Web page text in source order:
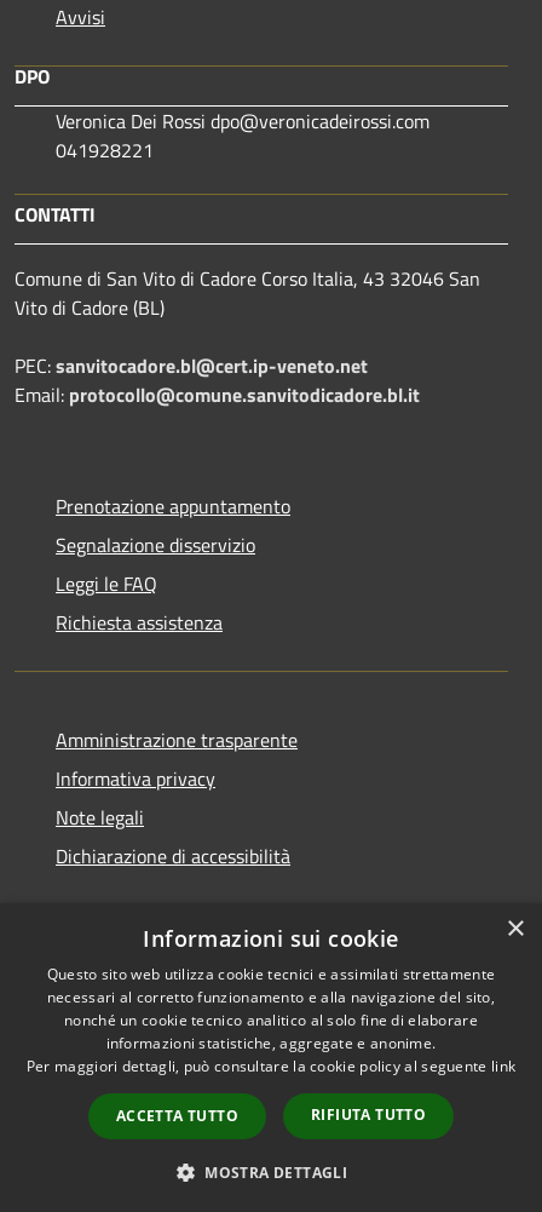
Avvisi
DPO
Veronica Dei Rossi dpo@veronicadeirossi.com
041928221
CONTATTI
Comune di San Vito di Cadore Corso Italia, 43 32046 San
Vito di Cadore (BL)
PEC:sanvitocadore.bl@cert.ip-veneto.net
Email: protocollo@comune.sanvitodicadore.bl.it
Prenotazione appuntamento
Segnalazione disservizio
Leggi le FAQ
Richiesta assistenza
Amministrazione trasparente
Informativa privacy
Note legali
Dichiarazione di accessibilità
RSS
Accessibilità
Copyright © 2026 • Comune di
byMunicipium
Accesso
redazione
×
Informazioni sui cookie
Questo sito web utilizza cookie tecnici e assimilati strettamente
necessari al corretto funzionamento e alla navigazione del sito,
nonché un cookie tecnico analitico al solo fine di elaborare
informazioni statistiche, aggregate e anonime.
Per maggiori dettagli, può consultare la cookie policy al seguente link
ACCETTA TUTTO RIFIUTA TUTTO
MOSTRA DETTAGLI